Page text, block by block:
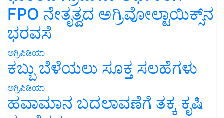
FPO ನೇತೃತ್ವದ ಅಗ್ರಿವೋಲ್ಟಾಯಿಕ್ಸ್‌ನ
ಭರವಸೆ
ಅಗ್ರಿಪಿಡಿಯಾ
ಕಬ್ಬು ಬೆಳೆಯಲು ಸೂಕ್ತ ಸಲಹೆಗಳು
ಅಗ್ರಿಪಿಡಿಯಾ
ಹವಾಮಾನ ಬದಲಾವಣೆಗೆ ತಕ್ಕ ಕೃಷಿ